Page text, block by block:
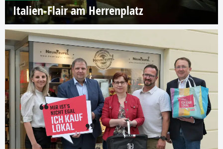
Italien-Flair am Herrenplatz